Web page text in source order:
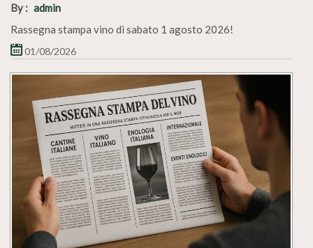
By : admin
Rassegna stampa vino di sabato 1 agosto 2026!
01/08/2026